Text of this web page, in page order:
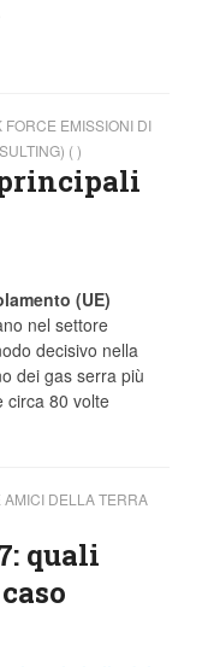
EMISSIONI DI
( )
principali
(UE)
nel settore
decisivo nella
dei gas serra più
circa 80 volte
DELLA TERRA
quali